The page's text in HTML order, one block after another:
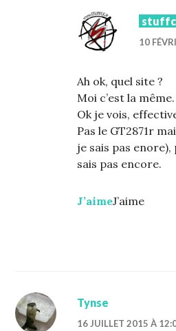
10
Ah ok, quel site ?
Moi c’est la même.
Ok je vois,
Pas le GT2871r
je sais pas
sais pas encore.
J’aimeJ’aime
Tynse
16 JUILLET 2015 À